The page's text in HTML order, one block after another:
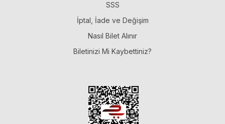
SSS
İptal, İade ve Değişim
Nasıl Bilet Alınır
Biletinizi Mi Kaybettiniz?